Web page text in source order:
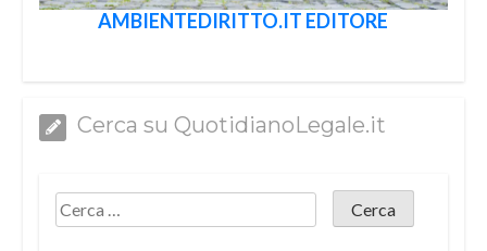
AMBIENTEDIRITTO.IT EDITORE
Cerca su QuotidianoLegale.it